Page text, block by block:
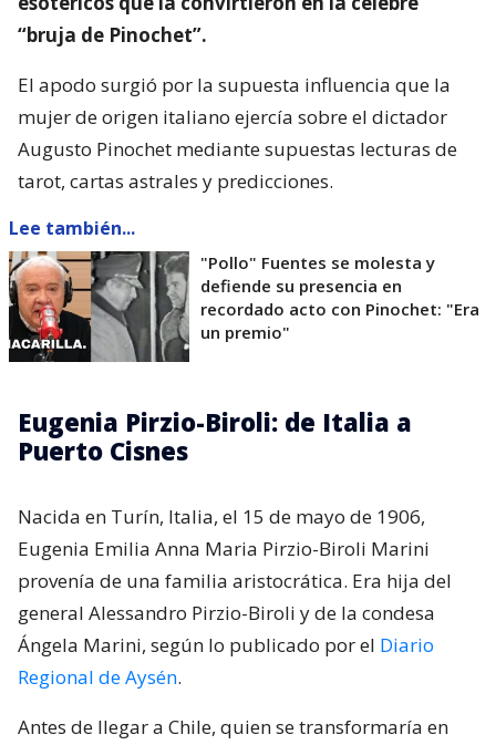
“bruja de Pinochet”.
El apodo surgió por la supuesta influencia que la
mujer de origen italiano ejercía sobre el dictador
Augusto Pinochet mediante supuestas lecturas de
tarot, cartas astrales y predicciones.
Lee también...
"Pollo" Fuentes se molesta y
defiende su presencia en
recordado acto con Pinochet: "Era
un premio"
Eugenia Pirzio-Biroli: de Italia a
Puerto Cisnes
Nacida en Turín, Italia, el 15 de mayo de 1906,
Eugenia Emilia Anna Maria Pirzio-Biroli Marini
provenía de una familia aristocrática. Era hija del
general Alessandro Pirzio-Biroli y de la condesa
Ángela Marini, según lo publicado por el Diario
Regional de Aysén.
Antes de llegar a Chile, quien se transformaría en